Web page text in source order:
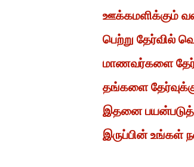
ஊக்கமளிக்கும்
பெற்று தேர்வில்
மாணவர்களை
தங்களை
இதனை
இருப்பின் உங்கள்